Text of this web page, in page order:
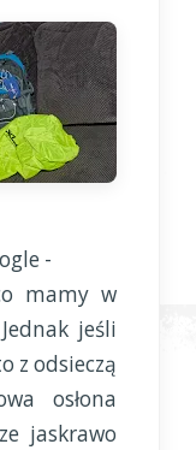
-
mamy w
jeśli
z odsieczą
osłona
jaskrawo